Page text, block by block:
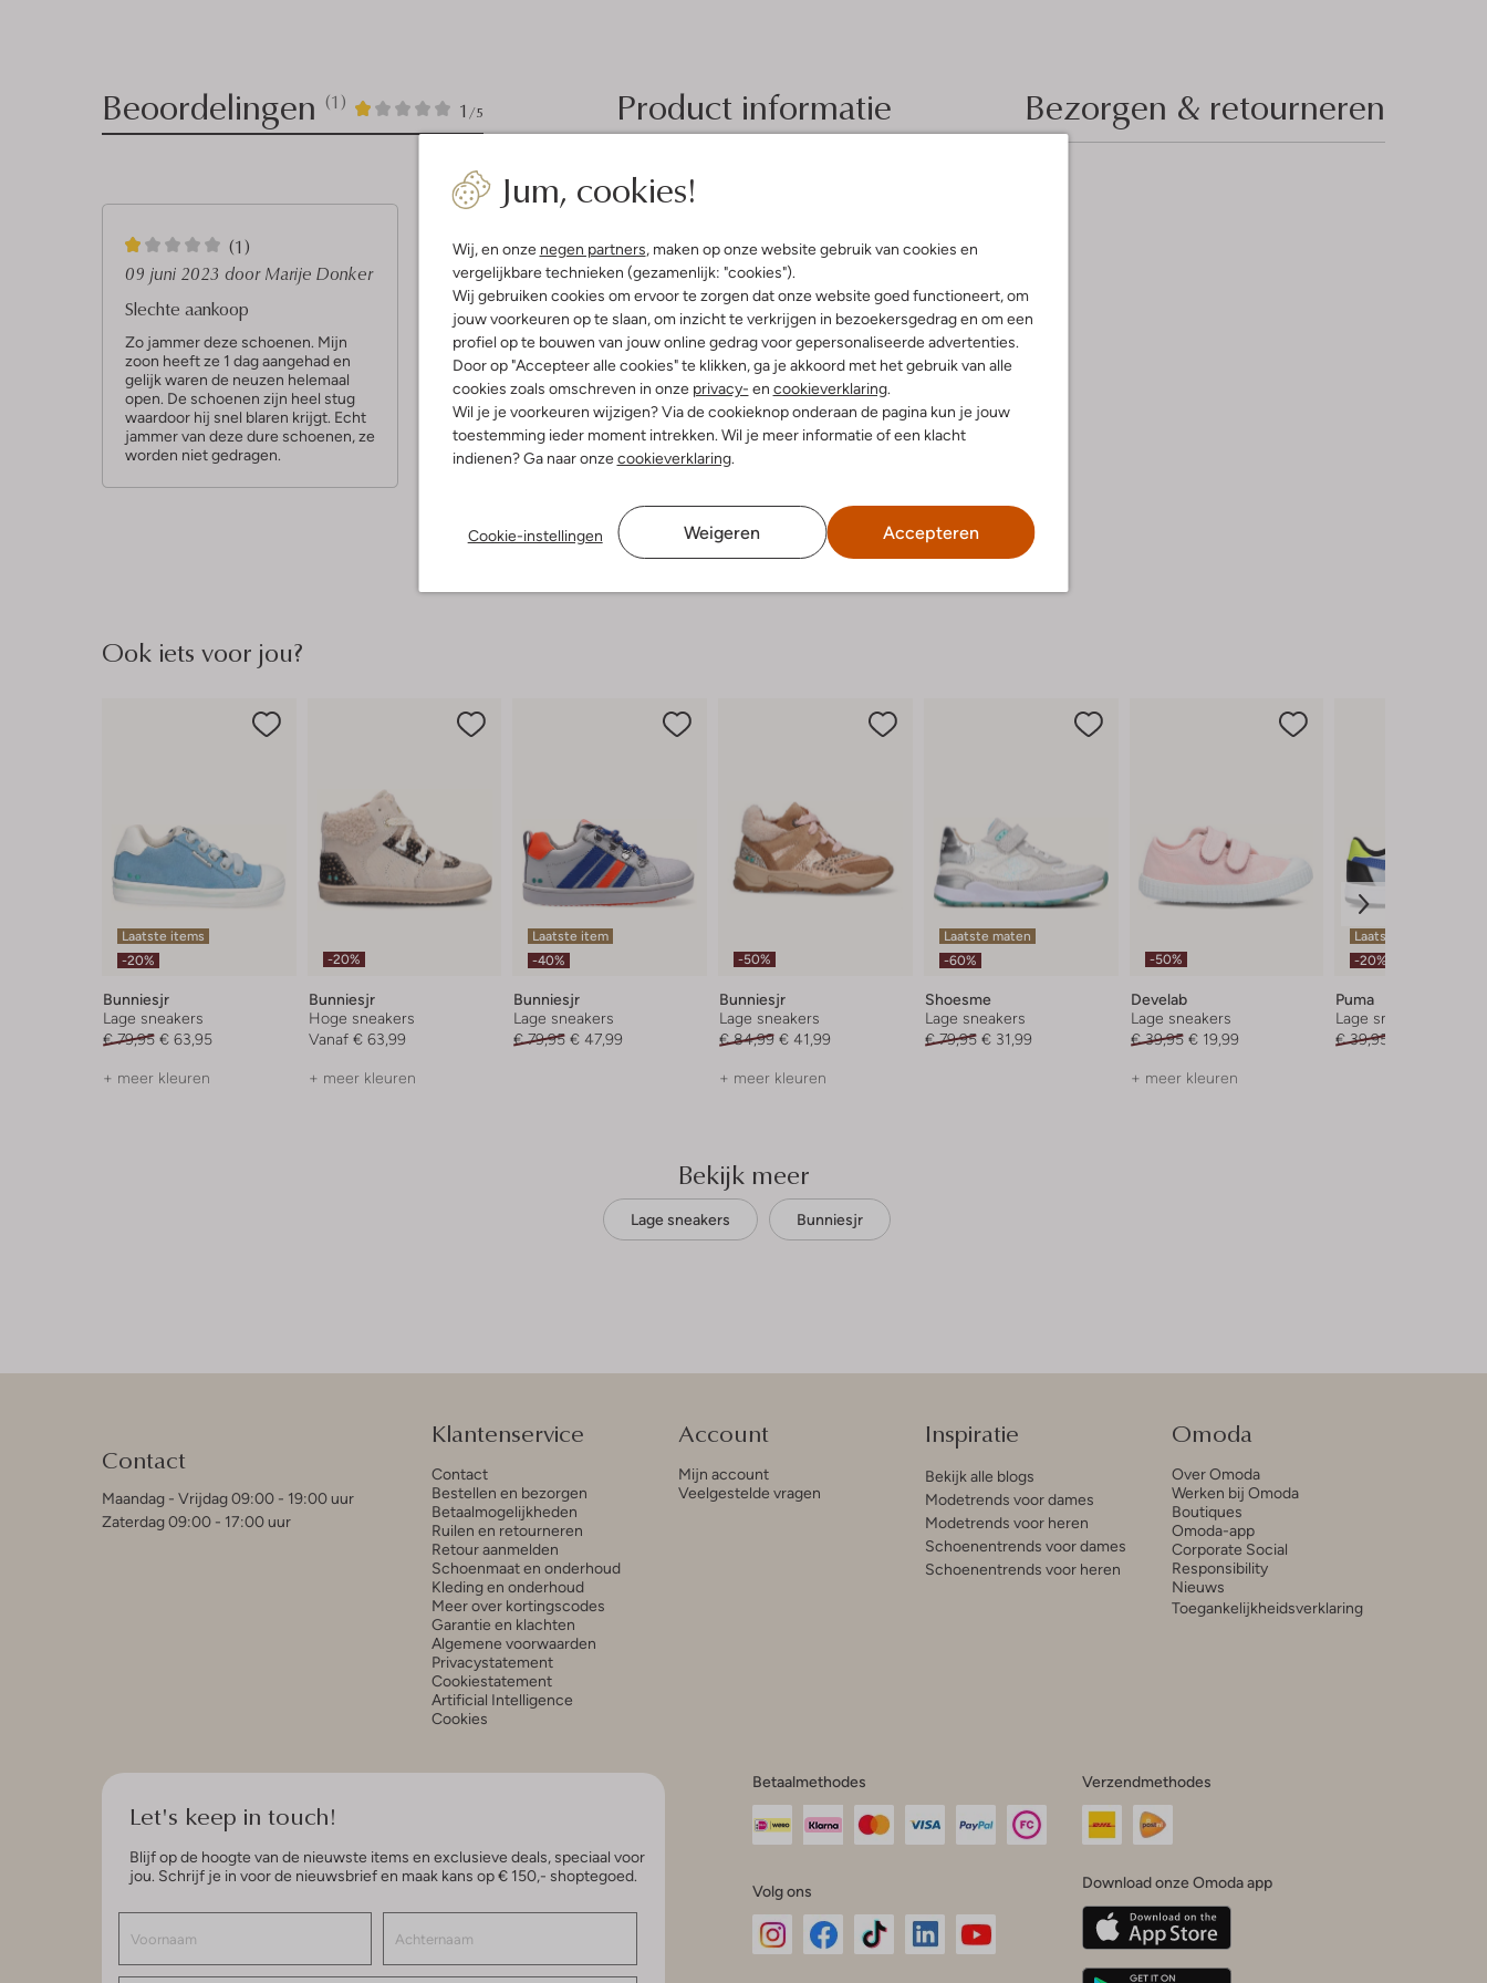
Jum, cookies!
Wij, en onze negen partners, maken op onze website gebruik van cookies en
vergelijkbare technieken (gezamenlijk: "cookies").
Wij gebruiken cookies om ervoor te zorgen dat onze website goed functioneert, om
jouw voorkeuren op te slaan, om inzicht te verkrijgen in bezoekersgedrag en om een
profiel op te bouwen van jouw online gedrag voor gepersonaliseerde advertenties.
Door op "Accepteer alle cookies" te klikken, ga je akkoord met het gebruik van alle
cookies zoals omschreven in onze privacy- en cookieverklaring.
Wil je je voorkeuren wijzigen? Via de cookieknop onderaan de pagina kun je jouw
toestemming ieder moment intrekken. Wil je meer informatie of een klacht
indienen? Ga naar onzecookieverklaring.
Cookie-instellingen Weigeren Accepteren
Product informatie
Beoordelingen (1) 1 /5
1
1
Bezorgen & retourneren
1
S
t
e
r
(1)
09 juni 2023 door Marije Donker
Slechte aankoop
Zo jammer deze schoenen. Mijn
zoon heeft ze 1 dag aangehad en
gelijk waren de neuzen helemaal
open. De schoenen zijn heel stug
waardoor hij snel blaren krijgt. Echt
jammer van deze dure schoenen, ze
worden niet gedragen.
Ook iets voor jou?
Laatste items
-20%
Bunniesjr
Lage sneakers
€ 79,95 € 63,95
+ meer kleuren
-20%
Bunniesjr
Hoge sneakers
Vanaf € 63,99
+ meer kleuren
Laatste item
-40%
Bunniesjr
Lage sneakers
€ 79,95 € 47,99
-50%
Bunniesjr
Lage sneakers
€ 84,99 € 41,99
+ meer kleuren
Laatste maten
-60%
Shoesme
Lage sneakers
€ 79,95 € 31,99
-50%
Develab
Lage sneakers
€ 39,95 € 19,99
+ meer kleuren
Laatste item
-20%
Puma
Lage sneakers
€ 39,95
Bekijk meer
Lage sneakers Bunniesjr
Contact
Maandag - Vrijdag 09:00 - 19:00 uur
Zaterdag 09:00 - 17:00 uur
Klantenservice
Contact
Bestellen en bezorgen
Betaalmogelijkheden
Ruilen en retourneren
Retour aanmelden
Schoenmaat en onderhoud
Kleding en onderhoud
Meer over kortingscodes
Garantie en klachten
Algemene voorwaarden
Privacystatement
Cookiestatement
Artificial Intelligence
Cookies
Account
Mijn account
Veelgestelde vragen
Inspiratie
Bekijk alle blogs
Modetrends voor dames
Modetrends voor heren
Schoenentrends voor dames
Schoenentrends voor heren
Omoda
Over Omoda
Werken bij Omoda
Boutiques
Omoda-app
Corporate Social
Responsibility
Nieuws
Toegankelijkheidsverklaring
Let's keep in touch!
Blijf op de hoogte van de nieuwste items en exclusieve deals, speciaal voor
jou. Schrijf je in voor de nieuwsbrief en maak kans op € 150,- shoptegoed.
Betaalmethodes
Volg ons
Verzendmethodes
Download onze Omoda app